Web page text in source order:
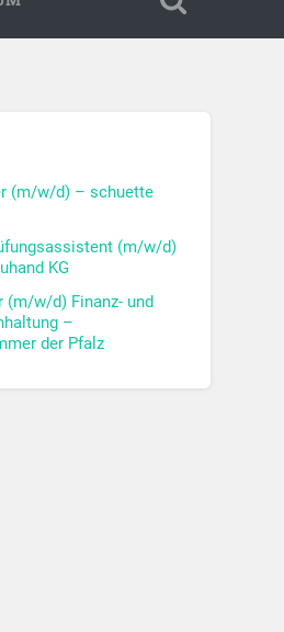
(m/w/d) – schuette
(m/w/d)
KG
(m/w/d) Finanz- und
–
der Pfalz